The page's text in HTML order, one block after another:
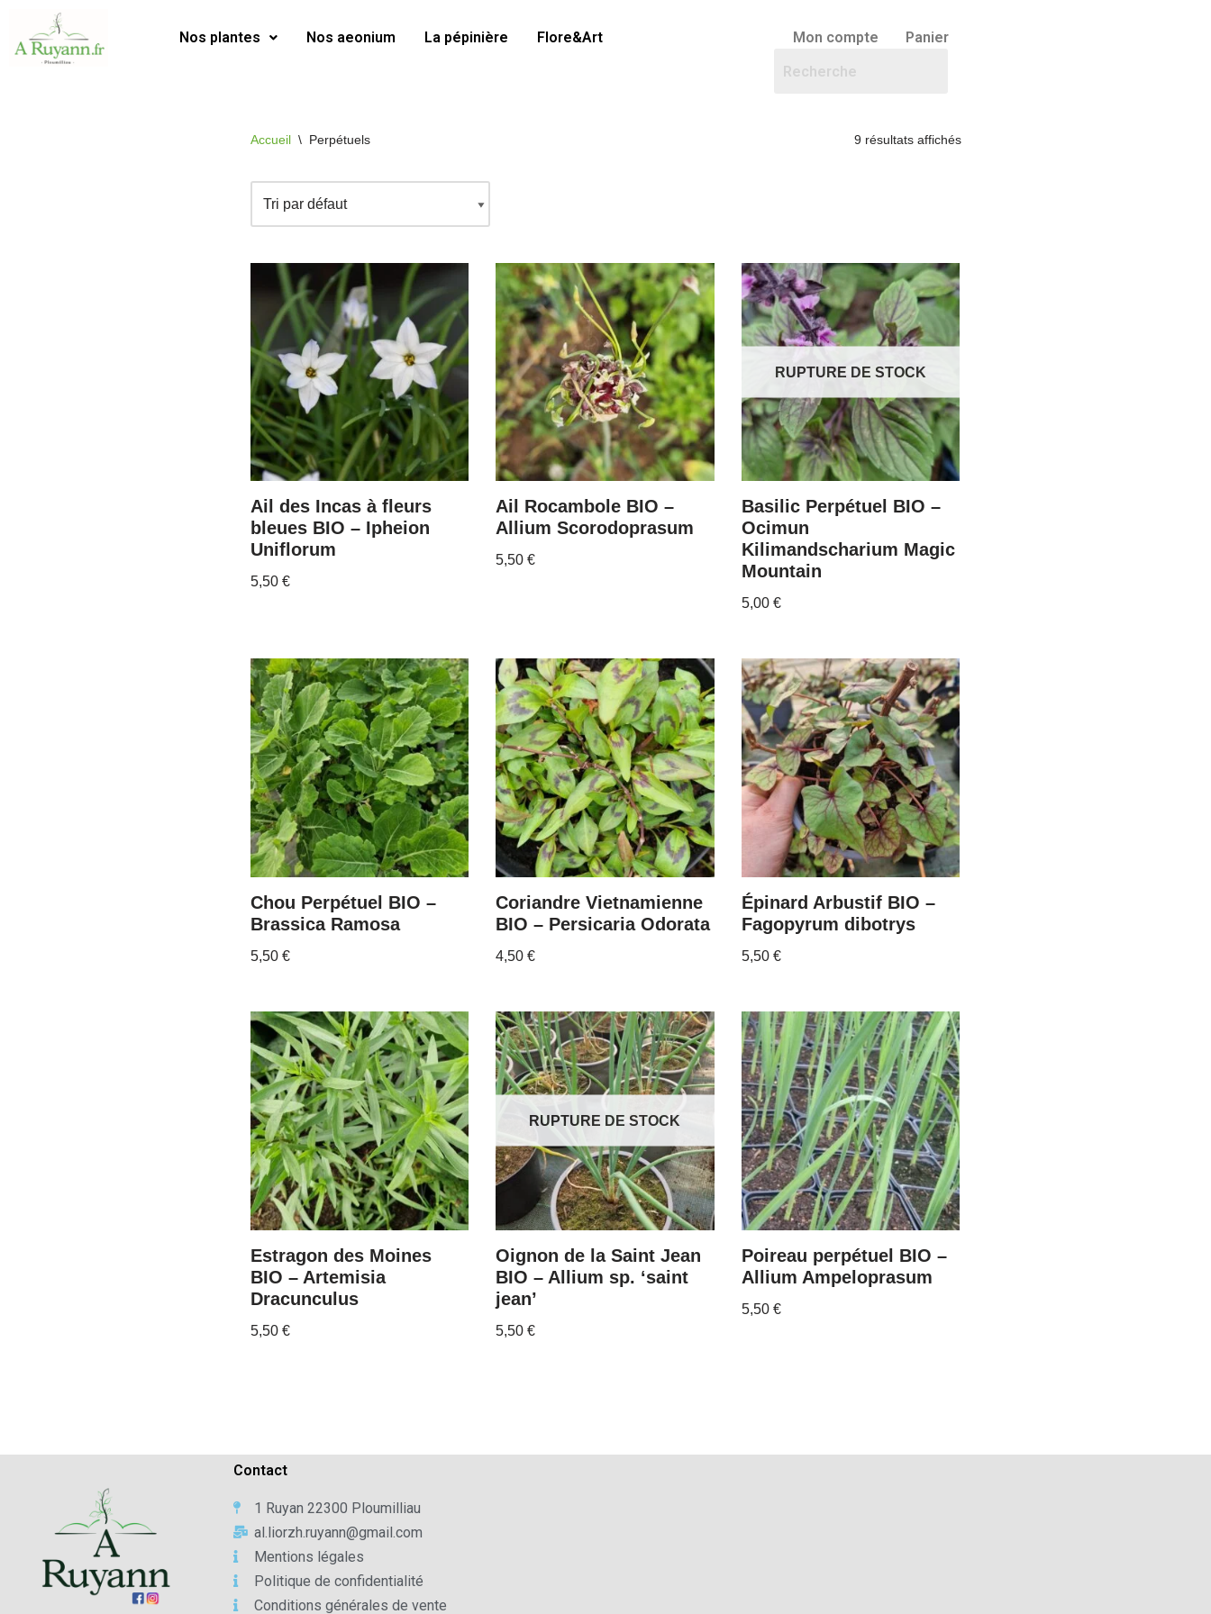
Aller
Nos plantes Nos aeonium La pépinière Flore&Art Mon compte Panier
Accueil \ Perpétuels 9 résultats affichés
Ail des Incas à fleurs
bleues BIO – Ipheion
Uniflorum
5,50 €
Ail Rocambole BIO –
Allium Scorodoprasum
5,50€
RUPTURE DE STOCK
Basilic Perpétuel BIO –
Ocimun
Kilimandscharium Magic
Mountain
5,00 €
Chou Perpétuel BIO –
Brassica Ramosa
5,50 €
Coriandre Vietnamienne
BIO – Persicaria Odorata
4,50€
Épinard Arbustif BIO –
Fagopyrum dibotrys
5,50 €
Estragon des Moines
BIO – Artemisia
Dracunculus
5,50 €
RUPTURE DE STOCK
Oignon de la Saint Jean
BIO – Allium sp. ‘saint
jean’
5,50€
Poireau perpétuel BIO –
Allium Ampeloprasum
5,50 €
Contact
1 Ruyan 22300 Ploumilliau
al.liorzh.ruyann@gmail.com
Mentions légales
Politique de confidentialité
Conditions générales de vente